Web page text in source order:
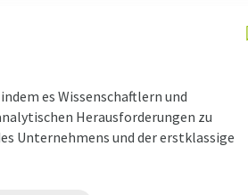
es Wissenschaftlern und
Herausforderungen zu
Unternehmens und der erstklassige